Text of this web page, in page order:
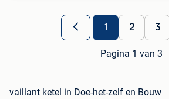
1 2 3
Pagina 1 van 3
vaillant ketel in Doe-het-zelf en Bouw